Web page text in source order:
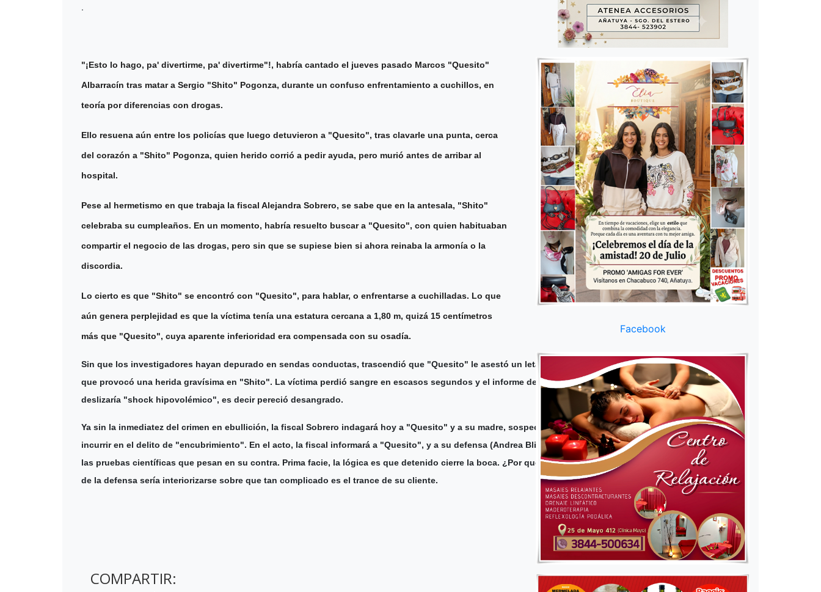
.
"¡Esto lo hago, pa' divertirme, pa' divertirme"!, habría cantado el jueves pasado Marcos "Quesito"
Albarracín tras matar a Sergio "Shito" Pogonza, durante un confuso enfrentamiento a cuchillos, en
teoría por diferencias con drogas.
Ello resuena aún entre los policías que luego detuvieron a "Quesito", tras clavarle una punta, cerca
del corazón a "Shito" Pogonza, quien herido corrió a pedir ayuda, pero murió antes de arribar al
hospital.
Pese al hermetismo en que trabaja la fiscal Alejandra Sobrero, se sabe que en la antesala, "Shito"
celebraba su cumpleaños. En un momento, habría resuelto buscar a "Quesito", con quien habituaban
compartir el negocio de las drogas, pero sin que se supiese bien si ahora reinaba la armonía o la
discordia.
Lo cierto es que "Shito" se encontró con "Quesito", para hablar, o enfrentarse a cuchilladas. Lo que
aún genera perplejidad es que la víctima tenía una estatura cercana a 1,80 m, quizá 15 centímetros
más que "Quesito", cuya aparente inferioridad era compensada con su osadía.
Sin que los investigadores hayan depurado en sendas conductas, trascendió que "Quesito" le asestó un letal puntazo
que provocó una herida gravísima en "Shito". La víctima perdió sangre en escasos segundos y el informe de autopsia
deslizaría "shock hipovolémico", es decir pereció desangrado.
Ya sin la inmediatez del crimen en ebullición, la fiscal Sobrero indagará hoy a "Quesito" y a su madre, sospechada de
incurrir en el delito de "encubrimiento". En el acto, la fiscal informará a "Quesito", y a su defensa (Andrea Blinder) sobre
las pruebas científicas que pesan en su contra. Prima facie, la lógica es que detenido cierre la boca. ¿Por qué? El objetivo
de la defensa sería interiorizarse sobre que tan complicado es el trance de su cliente.
COMPARTIR:
Facebook